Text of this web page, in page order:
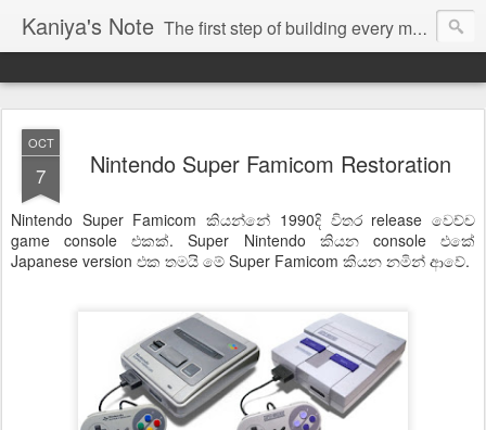
Kaniya's Note The first step of building every masterpiece is Imagination
OCT
7 Nintendo Super Famicom Restoration
Nintendo Super Famicom කියන්නේ 1990දි විතර release වෙච්ච
game console එකක්. Super Nintendo කියන console එකේ
Japanese version එක තමයි මේ Super Famicom කියන නමින් ආවේ.